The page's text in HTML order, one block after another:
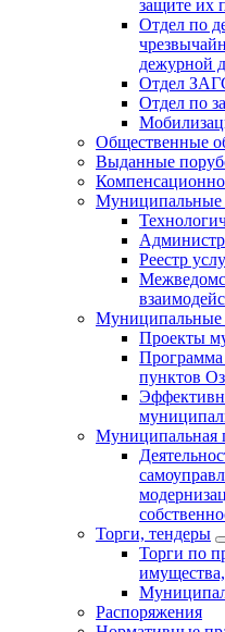
защите их
Отдел по
дежурной
Отдел
Отдел по
Общественные
Выданные
Муниципальные
Реестр
Муниципальные
Проекты
Программа
пунктов
Муниципальная
Торги, тендеры
Торги по
Распоряжения